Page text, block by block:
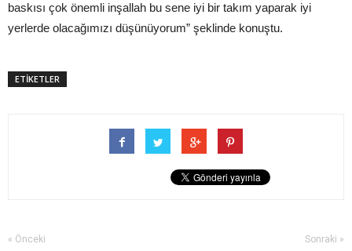
baskısı çok önemli inşallah bu sene iyi bir takım yaparak iyi
yerlerde olacağımızı düşünüyorum” şeklinde konuştu.
ETİKETLER
« Önceki Sonraki »